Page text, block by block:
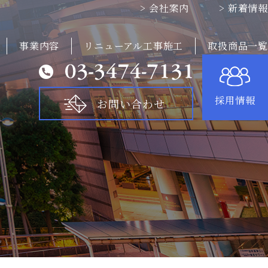
> 会社案内 > 新着情報
事業内容 リニューアル工事施工 取扱商品一覧
お問い合わせ 採用情報